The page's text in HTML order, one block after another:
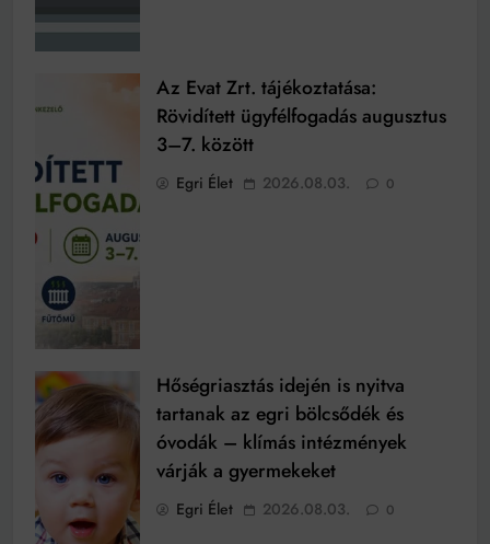
Az Evat Zrt. tájékoztatása:
Rövidített ügyfélfogadás augusztus
3–7. között
Egri Élet 2026.08.03. 0
Hőségriasztás idején is nyitva
tartanak az egri bölcsődék és
óvodák – klímás intézmények
várják a gyermekeket
Egri Élet 2026.08.03. 0